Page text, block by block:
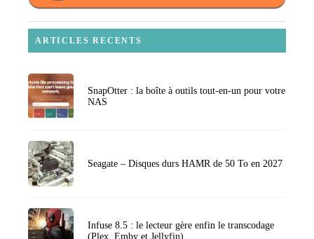
ARTICLES RECENTS
SnapOtter : la boîte à outils tout-en-un pour votre
NAS
Seagate – Disques durs HAMR de 50 To en 2027
Infuse 8.5 : le lecteur gère enfin le transcodage
(Plex, Emby et Jellyfin)